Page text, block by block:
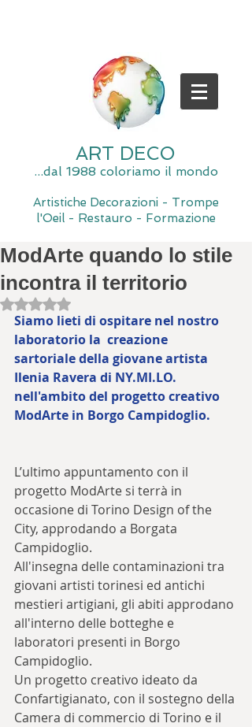
ART DECO
...dal 1988 coloriamo il mondo
Artistiche Decorazioni - Trompe
l'Oeil - Restauro - Formazione
ModArte quando lo stile
incontra il territorio
Valutazione NaN stelle su 5.
Siamo lieti di ospitare nel nostro
laboratorio la  creazione
sartoriale della giovane artista
Ilenia Ravera di NY.MI.LO.
nell'ambito del progetto creativo
ModArte in Borgo Campidoglio.
L’ultimo appuntamento con il
progetto ModArte si terrà in
occasione di Torino Design of the
City, approdando a Borgata
Campidoglio.
All'insegna delle contaminazioni tra
giovani artisti torinesi ed antichi
mestieri artigiani, gli abiti approdano
all'interno delle botteghe e
laboratori presenti in Borgo
Campidoglio.
Un progetto creativo ideato da
Confartigianato, con il sostegno della
Camera di commercio di Torino e il